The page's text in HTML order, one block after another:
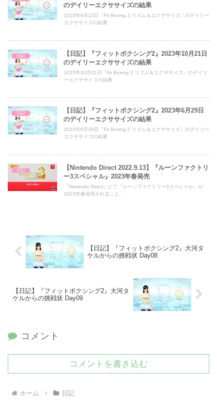
のデイリーエクササイズの結果
2023年6月12日『Fit Boxing 2 リズム＆エクササイズ』のデイリー
エクササイズの結果
日記
【日記】『フィットボクシング2』2023年10月21日
のデイリーエクササイズの結果
2023年10月21日『Fit Boxing 2 リズム＆エクササイズ』のデイリ
ーエクササイズの結果
日記
【日記】『フィットボクシング2』2023年6月29日
のデイリーエクササイズの結果
2023年6月29日『Fit Boxing 2 リズム＆エクササイズ』のデイリー
エクササイズの結果
日記
【Nintendo Direct 2022.9.13】『ルーンファクトリ
ー3スペシャル』2023年春発売
『Nintendo Direct』にて『ルーンファクトリー3スペシャル』が
2023年春発売されること...
【日記】『フィットボクシング2』大河タ
ケルからの挑戦状 Day08
【日記】『フィットボクシング2』大河タ
ケルからの挑戦状 Day09
コメント
コメントを書き込む
ホーム 日記